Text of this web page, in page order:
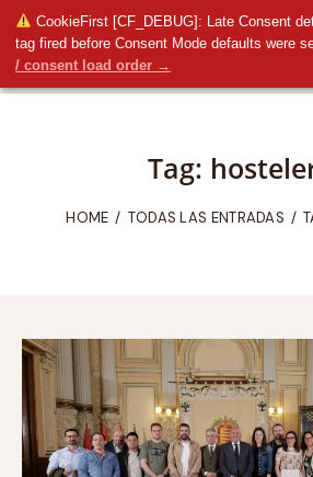
CookieFirst [CF_DEBUG]: Late Consent
tag fired before Consent Mode defaults were
/ consent load order →
Tag:
HOME TODAS LAS ENTRADAS